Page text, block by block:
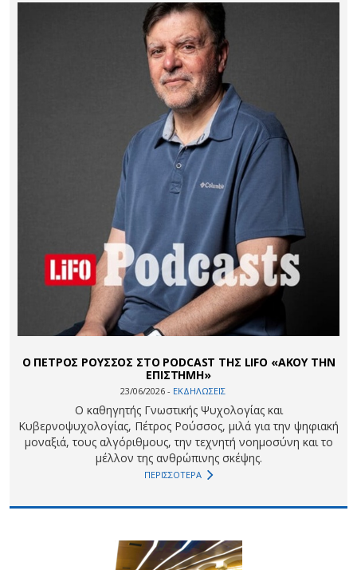
Ο ΠΕΤΡΟΣ ΡΟΥΣΣΟΣ ΣΤΟ PODCAST ΤΗΣ LIFO «ΑΚΟΥ ΤΗΝ
ΕΠΙΣΤΗΜΗ»
23/06/2026 - ΕΚΔΗΛΩΣΕΙΣ
Ο καθηγητής Γνωστικής Ψυχολογίας και
Κυβερνοψυχολογίας, Πέτρος Ρούσσος, μιλά για την ψηφιακή
μοναξιά, τους αλγόριθμους, την τεχνητή νοημοσύνη και το
μέλλον της ανθρώπινης σκέψης.
ΠΕΡΙΣΣΟΤΕΡΑ